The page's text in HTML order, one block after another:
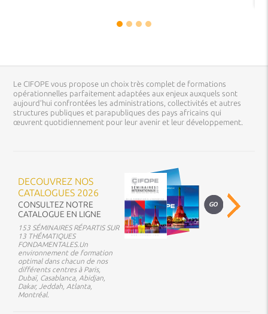
Le CIFOPE vous propose un choix très complet de formations
opérationnelles parfaitement adaptées aux enjeux auxquels sont
aujourd’hui confrontées les administrations, collectivités et autres
structures publiques et parapubliques des pays africains qui
œuvrent quotidiennement pour leur avenir et leur développement.
DECOUVREZ NOS
CATALOGUES 2026
CONSULTEZ NOTRE
CATALOGUE EN LIGNE
153 SÉMINAIRES RÉPARTIS SUR
13 THÉMATIQUES
FONDAMENTALES.Un
environnement de formation
optimal dans chacun de nos
différents centres à Paris,
Dubaï, Casablanca, Abidjan,
Dakar, Jeddah, Atlanta,
Montréal.